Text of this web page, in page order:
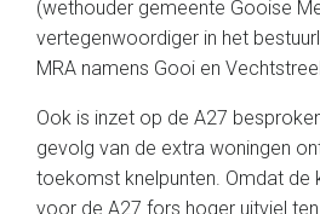
(wethouder gemeente Gooise
vertegenwoordiger in het
MRA namens Gooi en
Ook is inzet op de A27
gevolg van de extra woningen
toekomst knelpunten. Omdat de
voor de A27 fors hoger uitviel